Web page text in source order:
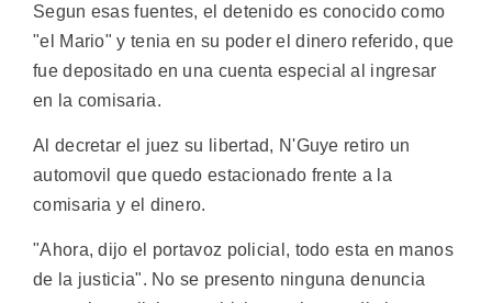
Segun esas fuentes, el detenido es conocido como
"el Mario" y tenia en su poder el dinero referido, que
fue depositado en una cuenta especial al ingresar
en la comisaria.
Al decretar el juez su libertad, N'Guye retiro un
automovil que quedo estacionado frente a la
comisaria y el dinero.
"Ahora, dijo el portavoz policial, todo esta en manos
de la justicia". No se presento ninguna denuncia